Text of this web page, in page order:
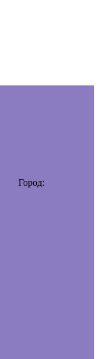
Город: